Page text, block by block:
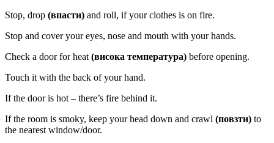
Stop, drop (впасти) and roll, if your clothes is on fire.
Stop and cover your eyes, nose and mouth with your hands.
Check a door for heat (висока температура) before opening.
Touch it with the back of your hand.
If the door is hot – there’s fire behind it.
If the room is smoky, keep your head down and crawl (повзти) to
the nearest window/door.